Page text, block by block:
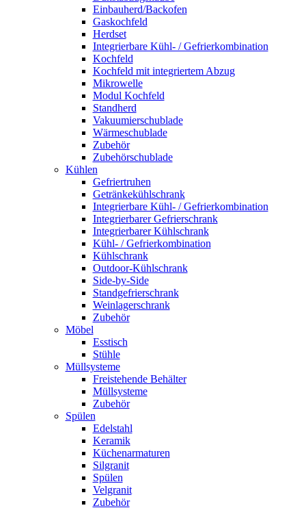
Einbauherd/Backofen
Gaskochfeld
Herdset
Integrierbare Kühl- / Gefrierkombination
Kochfeld
Kochfeld mit integriertem Abzug
Mikrowelle
Modul Kochfeld
Standherd
Vakuumierschublade
Wärmeschublade
Zubehör
Zubehörschublade
Kühlen
Gefriertruhen
Getränkekühlschrank
Integrierbare Kühl- / Gefrierkombination
Integrierbarer Gefrierschrank
Integrierbarer Kühlschrank
Kühl- / Gefrierkombination
Kühlschrank
Outdoor-Kühlschrank
Side-by-Side
Standgefrierschrank
Weinlagerschrank
Zubehör
Möbel
Esstisch
Stühle
Müllsysteme
Freistehende Behälter
Müllsysteme
Zubehör
Spülen
Edelstahl
Keramik
Küchenarmaturen
Silgranit
Spülen
Velgranit
Zubehör